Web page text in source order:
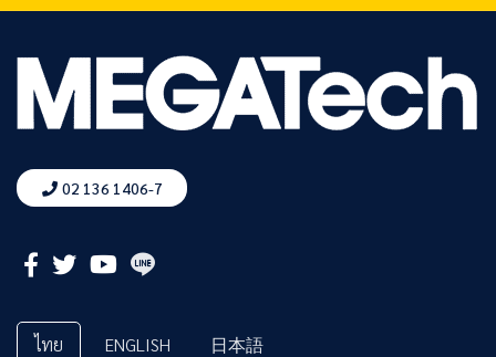
02 136 1406-7
ไทย ENGLISH 日本語